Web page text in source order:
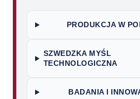
PRODUKCJA W
SZWEDZKA MYŚL
TECHNOLOGICZNA
BADANIA I